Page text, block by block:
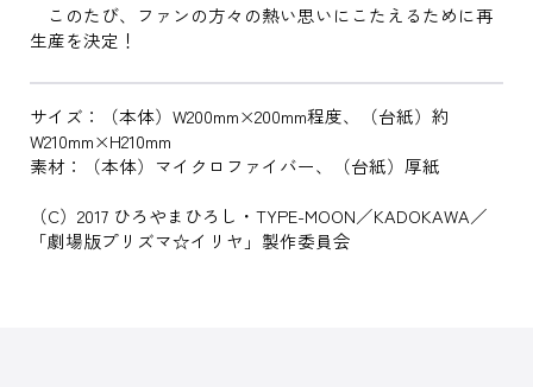
このたび、ファンの方々の熱い思いにこたえるために再
生産を決定！
サイズ：（本体）W200mm×200mm程度、（台紙）約
W210mm×H210mm
素材：（本体）マイクロファイバー、（台紙）厚紙
（C）2017 ひろやまひろし・TYPE-MOON／KADOKAWA／
「劇場版プリズマ☆イリヤ」製作委員会